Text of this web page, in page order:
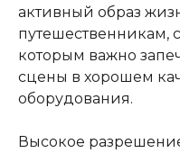
активный образ
путешественникам,
которым важно
сцены в хорошем
оборудования.
Высокое